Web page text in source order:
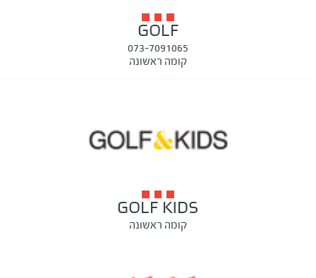
GOLF
073-7091065
קומה ראשונה
GOLF KIDS
קומה ראשונה